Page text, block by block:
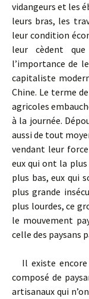
vidangeurs et les
leurs bras, les
leur condition
leur cèdent
l’importance de
capitaliste
Chine. Le terme
agricoles
à la journée.
aussi de tout
vendant leur
eux qui ont la
plus bas, eux qui
plus grande
plus lourdes, ce
le mouvement
celle des paysans
Il existe encore
composé de
artisanaux qui